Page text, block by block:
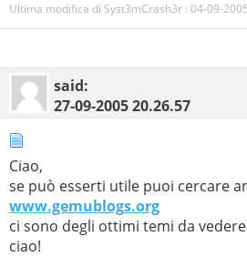
Ultima modifica di Syst3mCrash3r : 04-09-
said:
27-09-200520.26.57
Ciao,
se può esserti utile puoi cercare
www.gemublogs.org
ci sono degli ottimi temi da
ciao!